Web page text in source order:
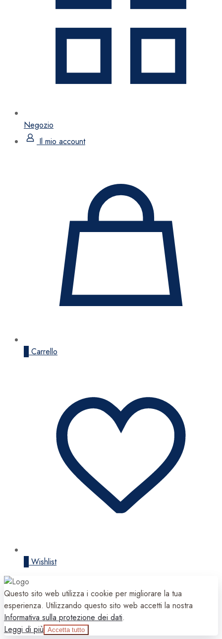
Negozio
Il mio account
Carrello
Wishlist
Questo sito web utilizza i cookie per migliorare la tua
esperienza. Utilizzando questo sito web accetti la nostra
Informativa sulla protezione dei dati.
Leggi di più Accetta tutto